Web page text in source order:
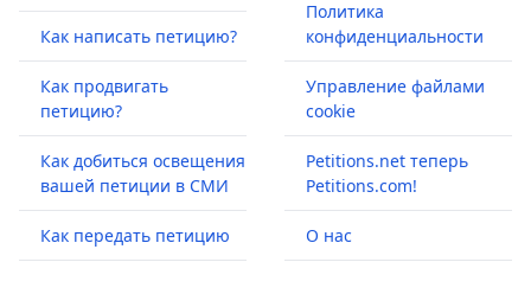
Как написать петицию?
Как продвигать
петицию?
Как добиться освещения
вашей петиции в СМИ
Как передать петицию
Политика
конфиденциальности
Управление файлами
cookie
Petitions.net теперь
Petitions.com!
О нас